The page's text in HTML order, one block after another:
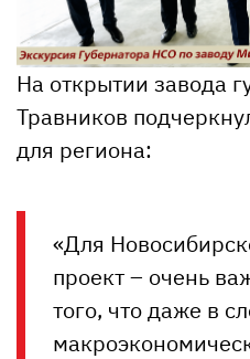
На открытии завода
Травников
для региона:
«Для
проект – очень
того, что даже в